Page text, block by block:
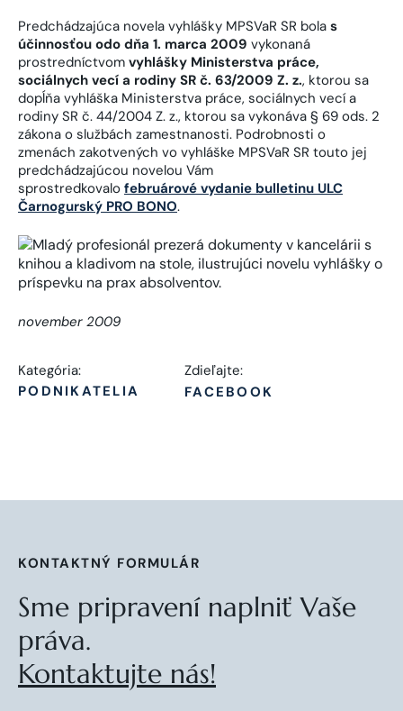
Predchádzajúca novela vyhlášky MPSVaR SR bola s
účinnosťou odo dňa 1. marca 2009 vykonaná
prostredníctvom vyhlášky Ministerstva práce,
sociálnych vecí a rodiny SR č. 63/2009 Z. z., ktorou sa
dopĺňa vyhláška Ministerstva práce, sociálnych vecí a
rodiny SR č. 44/2004 Z. z., ktorou sa vykonáva § 69 ods. 2
zákona o službách zamestnanosti. Podrobnosti o
zmenách zakotvených vo vyhláške MPSVaR SR touto jej
predchádzajúcou novelou Vám
sprostredkovalo februárové vydanie bulletinu ULC
Čarnogurský PRO BONO.
november 2009
Kategória:
PODNIKATELIA
Zdieľajte:
FACEBOOK
KONTAKTNÝ FORMULÁR
Sme pripravení naplniť Vaše
práva.
Kontaktujte nás!